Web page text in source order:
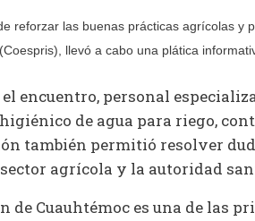
reforzar las buenas prácticas agrícolas y
llevó a cabo una plática
encuentro, personal
de agua para riego,
también permitió resolver
agrícola y la autoridad
de Cuauhtémoc es una de las